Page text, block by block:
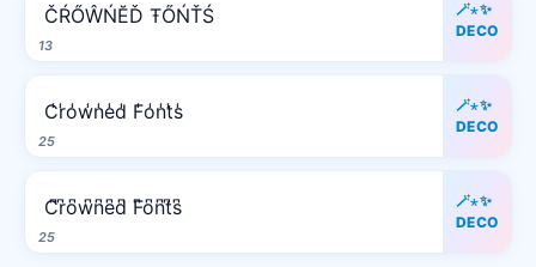
13
ČŔŐŴŃĔĎ ŦŐŃŤŚ
🪄⋆✨
DECO
25
C̾r̾o̾w̾n̾e̾d̾ F̾o̾n̾t̾s̾
🪄⋆✨
DECO
25
C͆r͆o͆w͆n͆e͆d͆ F͆o͆n͆t͆s͆
🪄⋆✨
DECO